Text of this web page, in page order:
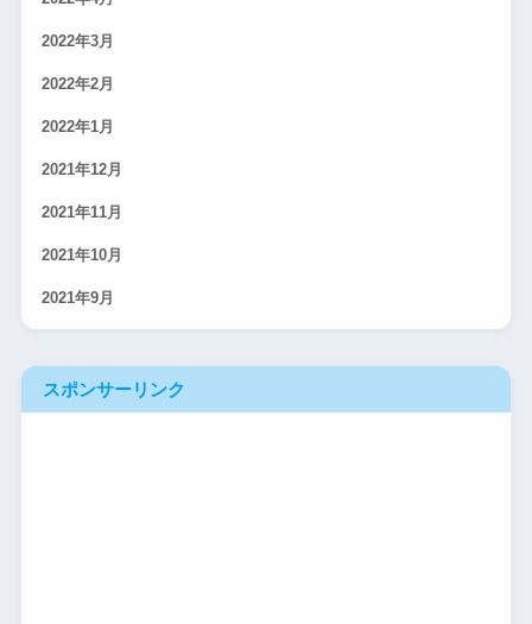
2022年3月
2022年2月
2022年1月
2021年12月
2021年11月
2021年10月
2021年9月
スポンサーリンク